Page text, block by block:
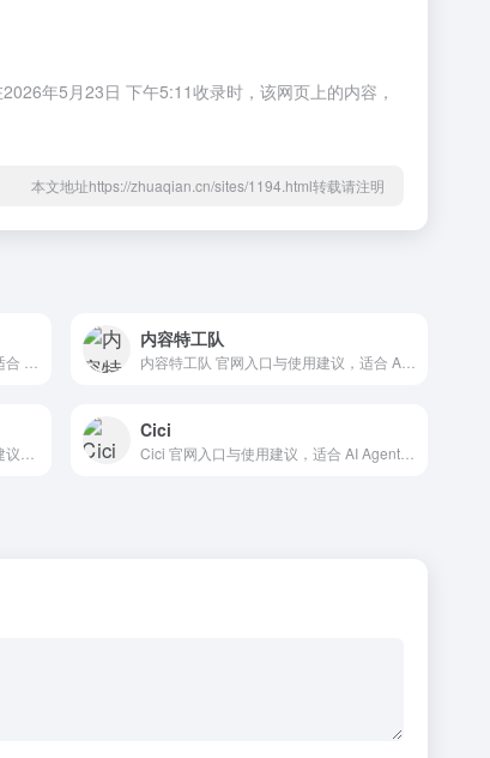
年5月23日 下午5:11收录时，该网页上的内容，
本文地址https://zhuaqian.cn/sites/1194.html转载请注明
内容特工队
Cici